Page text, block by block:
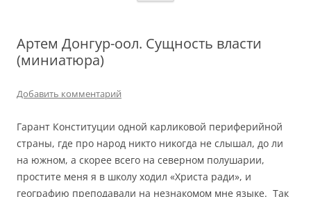
Артем Донгур-оол. Сущность власти
(миниатюра)
Добавить комментарий
Гарант Конституции одной карликовой периферийной
страны, где про народ никто никогда не слышал, до ли
на южном, а скорее всего на северном полушарии,
простите меня я в школу ходил «Христа ради», и
географию преподавали на незнакомом мне языке. Так